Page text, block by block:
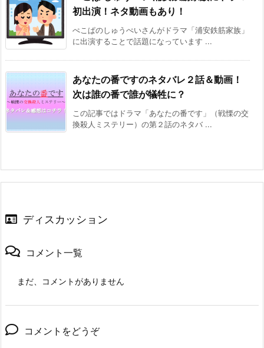
初出演！ネタ動画もあり！
ぺこぱのしゅうぺいさんがドラマ「浦安鉄筋家族」
に出演することで話題になっています ...
あなたの番ですのネタバレ２話＆動画！
次は誰の番で誰が犠牲に？
この記事ではドラマ「あなたの番です」（戦慄の交
換殺人ミステリー）の第２話のネタバ ...
ディスカッション
コメント一覧
まだ、コメントがありません
コメントをどうぞ